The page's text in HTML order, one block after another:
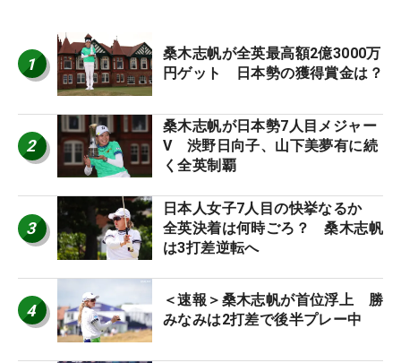
1
桑木志帆が全英最高額2億3000万
円ゲット 日本勢の獲得賞金は？
2
桑木志帆が日本勢7人目メジャー
V 渋野日向子、山下美夢有に続
く全英制覇
3
日本人女子7人目の快挙なるか
全英決着は何時ごろ？ 桑木志帆
は3打差逆転へ
4
＜速報＞桑木志帆が首位浮上 勝
みなみは2打差で後半プレー中